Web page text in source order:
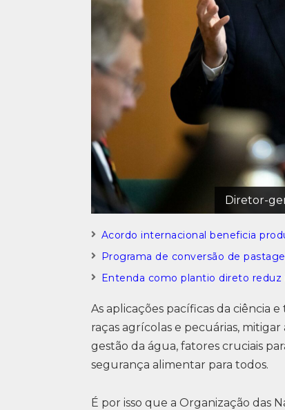
Diretor-
Acordo internacional beneficia
Programa de conversão de
Entenda como plantio direto
As aplicações pacíficas da ciência
raças agrícolas e pecuárias,
gestão da água, fatores cruciais
segurança alimentar para todos.
É por isso que a Organização das